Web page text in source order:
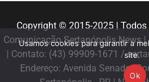
Copyright © 2015-2025 |
Comunicação Sertanópolis News
| Contato: (43) 99909-1671 /
Endereço: Avenida Senador
Usamos cookies para garantir a
site.
Ok